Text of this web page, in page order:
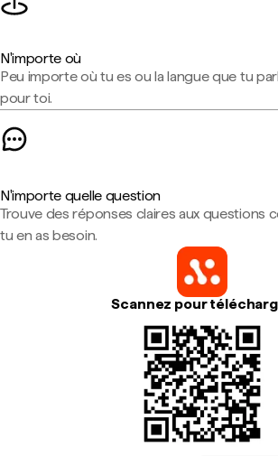
N'importe où
Peu importe où tu es ou la langue que tu
pour toi.
N'importe quelle question
Trouve des réponses claires aux questions
tu en as besoin.
Scannez pour